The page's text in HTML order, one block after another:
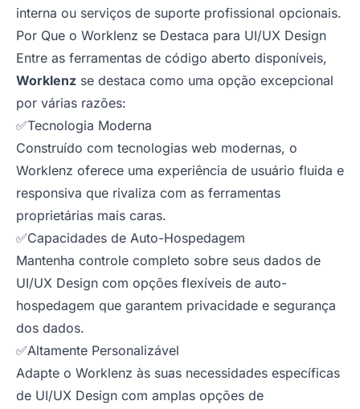
interna ou serviços de suporte profissional opcionais.
Por Que o Worklenz se Destaca para UI/UX Design
Entre as ferramentas de código aberto disponíveis,
Worklenz se destaca como uma opção excepcional
por várias razões:
✅Tecnologia Moderna
Construído com tecnologias web modernas, o
Worklenz oferece uma experiência de usuário fluida e
responsiva que rivaliza com as ferramentas
proprietárias mais caras.
✅Capacidades de Auto-Hospedagem
Mantenha controle completo sobre seus dados de
UI/UX Design com opções flexíveis de auto-
hospedagem que garantem privacidade e segurança
dos dados.
✅Altamente Personalizável
Adapte o Worklenz às suas necessidades específicas
de UI/UX Design com amplas opções de